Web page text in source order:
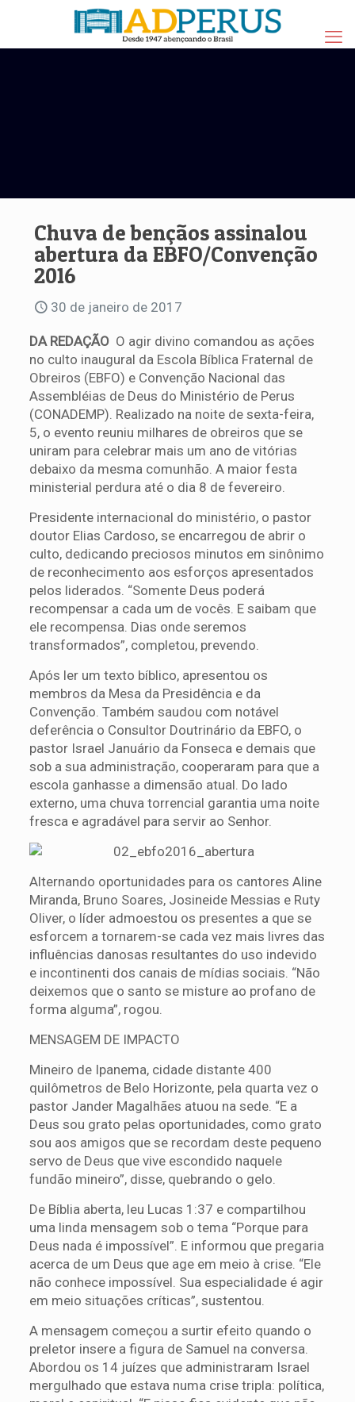
Chuva de bençãos assinalou
abertura da EBFO/Convenção
2016
30 de janeiro de 2017
DA REDAÇÃO O agir divino comandou as ações
no culto inaugural da Escola Bíblica Fraternal de
Obreiros (EBFO) e Convenção Nacional das
Assembléias de Deus do Ministério de Perus
(CONADEMP). Realizado na noite de sexta-feira,
5, o evento reuniu milhares de obreiros que se
uniram para celebrar mais um ano de vitórias
debaixo da mesma comunhão. A maior festa
ministerial perdura até o dia 8 de fevereiro.
Presidente internacional do ministério, o pastor
doutor Elias Cardoso, se encarregou de abrir o
culto, dedicando preciosos minutos em sinônimo
de reconhecimento aos esforços apresentados
pelos liderados. “Somente Deus poderá
recompensar a cada um de vocês. E saibam que
ele recompensa. Dias onde seremos
transformados”, completou, prevendo.
Após ler um texto bíblico, apresentou os
membros da Mesa da Presidência e da
Convenção. Também saudou com notável
deferência o Consultor Doutrinário da EBFO, o
pastor Israel Januário da Fonseca e demais que
sob a sua administração, cooperaram para que a
escola ganhasse a dimensão atual. Do lado
externo, uma chuva torrencial garantia uma noite
fresca e agradável para servir ao Senhor.
Alternando oportunidades para os cantores Aline
Miranda, Bruno Soares, Josineide Messias e Ruty
Oliver, o líder admoestou os presentes a que se
esforcem a tornarem-se cada vez mais livres das
influências danosas resultantes do uso indevido
e incontinenti dos canais de mídias sociais. “Não
deixemos que o santo se misture ao profano de
forma alguma”, rogou.
MENSAGEM DE IMPACTO
Mineiro de Ipanema, cidade distante 400
quilômetros de Belo Horizonte, pela quarta vez o
pastor Jander Magalhães atuou na sede. “E a
Deus sou grato pelas oportunidades, como grato
sou aos amigos que se recordam deste pequeno
servo de Deus que vive escondido naquele
fundão mineiro”, disse, quebrando o gelo.
De Bíblia aberta, leu Lucas 1:37 e compartilhou
uma linda mensagem sob o tema “Porque para
Deus nada é impossível”. E informou que pregaria
acerca de um Deus que age em meio à crise. “Ele
não conhece impossível. Sua especialidade é agir
em meio situações críticas”, sustentou.
A mensagem começou a surtir efeito quando o
preletor insere a figura de Samuel na conversa.
Abordou os 14 juízes que administraram Israel
mergulhado que estava numa crise tripla: política,